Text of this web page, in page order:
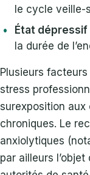
le cycle veille-
État dépressif
la durée de
Plusieurs
stress
surexposition aux
chroniques. Le
anxiolytiques
par ailleurs